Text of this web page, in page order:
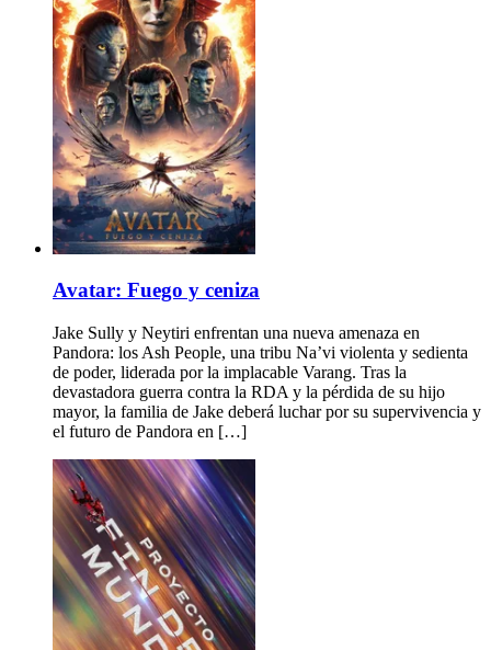
Avatar: Fuego y ceniza
Jake Sully y Neytiri enfrentan una nueva amenaza en
Pandora: los Ash People, una tribu Na’vi violenta y sedienta
de poder, liderada por la implacable Varang. Tras la
devastadora guerra contra la RDA y la pérdida de su hijo
mayor, la familia de Jake deberá luchar por su supervivencia y
el futuro de Pandora en […]